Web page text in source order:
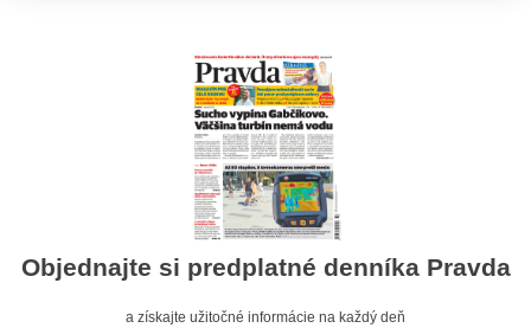
Objednajte si predplatné denníka Pravda
a získajte užitočné informácie na každý deň